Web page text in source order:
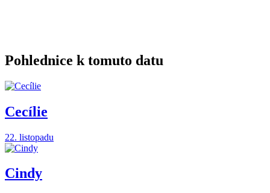
Pohlednice k tomuto datu
Cecílie
22. listopadu
Cindy